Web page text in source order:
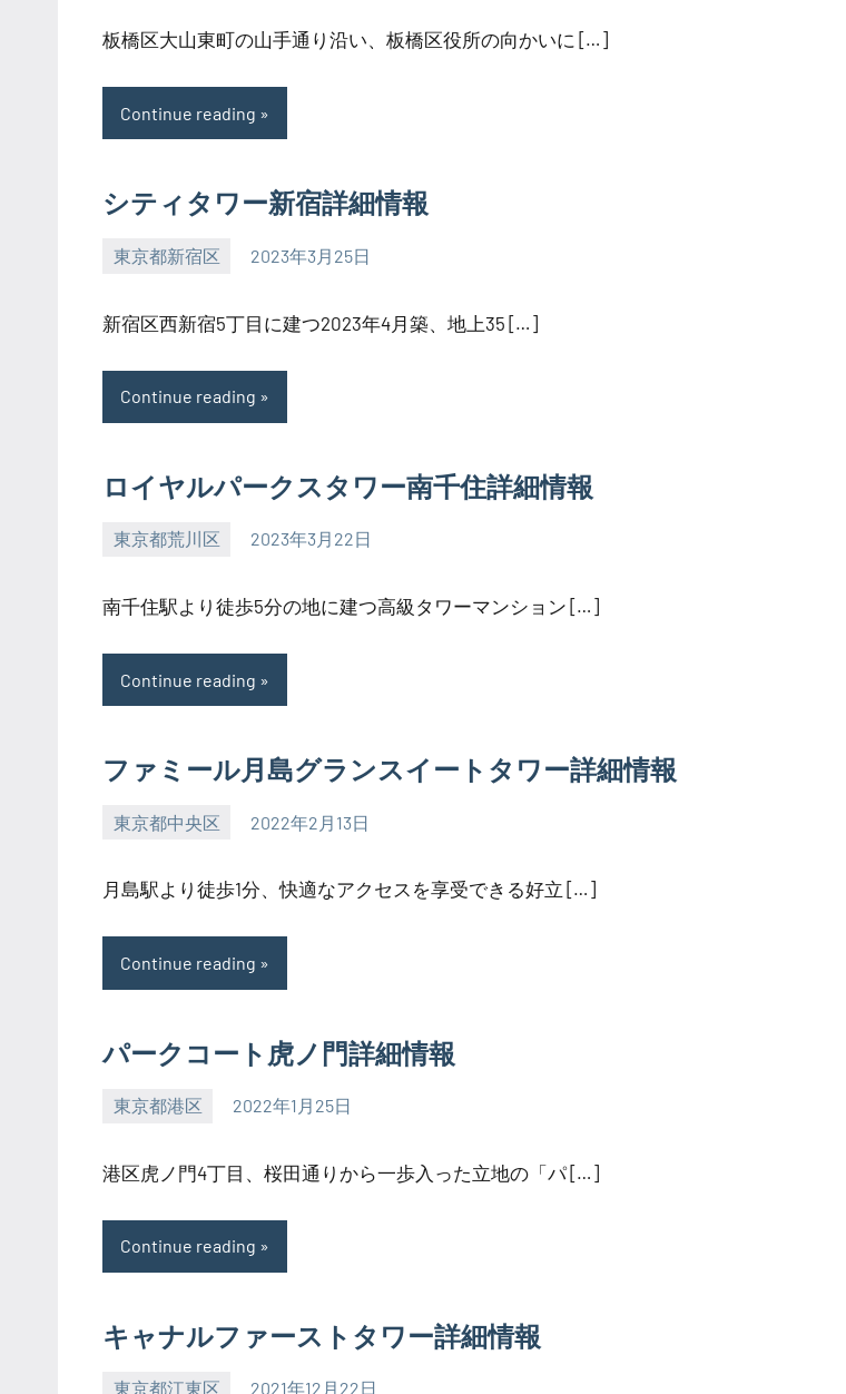
板橋区大山東町の山手通り沿い、板橋区役所の向かいに […]
Continue reading
シティタワー新宿詳細情報
東京都新宿区 2023年3月25日
SEZIMO
新宿区西新宿5丁目に建つ2023年4月築、地上35 […]
Continue reading
ロイヤルパークスタワー南千住詳細情報
東京都荒川区 2023年3月22日
SEZIMO
南千住駅より徒歩5分の地に建つ高級タワーマンション […]
Continue reading
ファミール月島グランスイートタワー詳細情報
東京都中央区 2022年2月13日
SEZIMO
月島駅より徒歩1分、快適なアクセスを享受できる好立 […]
Continue reading
パークコート虎ノ門詳細情報
東京都港区 2022年1月25日
SEZIMO
港区虎ノ門4丁目、桜田通りから一歩入った立地の「パ […]
Continue reading
キャナルファーストタワー詳細情報
東京都江東区 2021年12月22日